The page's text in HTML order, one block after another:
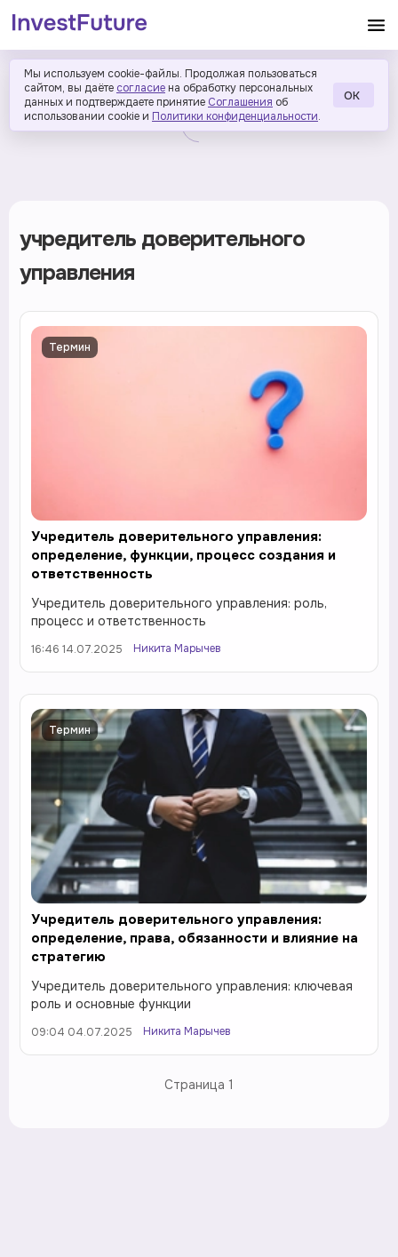
Мы используем cookie-файлы. Продолжая пользоваться
сайтом, вы даёте согласие на обработку персональных
данных и подтверждаете принятие Соглашения об
использовании cookie и Политики конфиденциальности.
ОК
учредитель доверительного
управления
Термин
Учредитель доверительного управления:
определение, функции, процесс создания и
ответственность
Учредитель доверительного управления: роль,
процесс и ответственность
16:46 14.07.2025 Никита Марычев
Термин
Учредитель доверительного управления:
определение, права, обязанности и влияние на
стратегию
Учредитель доверительного управления: ключевая
роль и основные функции
09:04 04.07.2025 Никита Марычев
Страница 1